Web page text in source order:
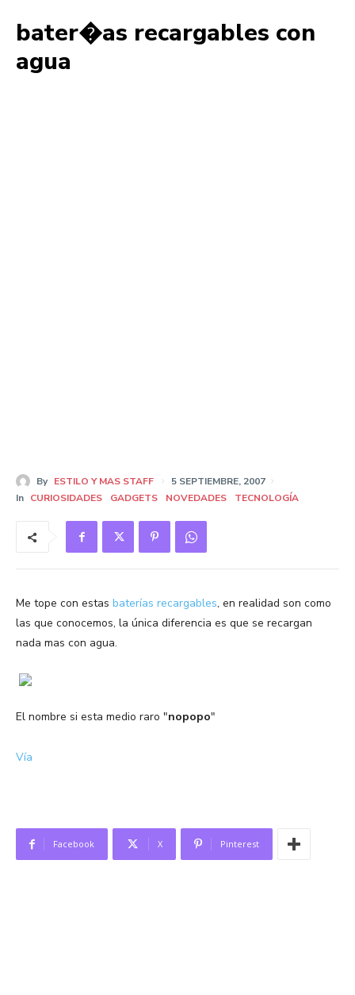
bater�as recargables con
agua
By ESTILO Y MAS STAFF
5 SEPTIEMBRE, 2007
In CURIOSIDADES GADGETS NOVEDADES TECNOLOGÍA
Me tope con estas baterías recargables, en realidad son como
las que conocemos, la única diferencia es que se recargan
nada mas con agua.
El nombre si esta medio raro "nopopo"
Vía
Facebook X Pinterest